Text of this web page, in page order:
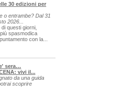
30 edizioni per
o entrambe? Dal 31
2026...
questi giorni,
spasmodica
con la...
sera…
vivi il...
da una guida
scoprire